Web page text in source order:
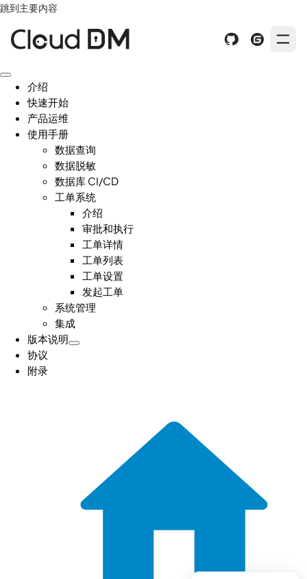
跳到主要内容
介绍
快速开始
产品运维
使用手册
数据查询
数据脱敏
数据库 CI/CD
工单系统
介绍
审批和执行
工单详情
工单列表
工单设置
发起工单
系统管理
集成
版本说明
协议
附录